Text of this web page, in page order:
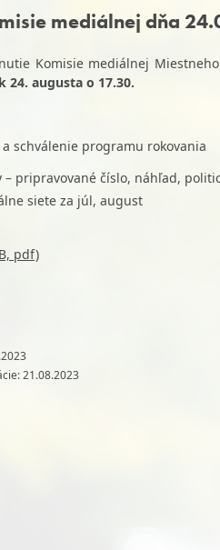
mediálnej dňa
Komisie mediálnej
24. augusta o 17.30.
schválenie programu rokovania
– pripravované číslo, náhľad,
siete za júl, august
pdf)
21.08.2023